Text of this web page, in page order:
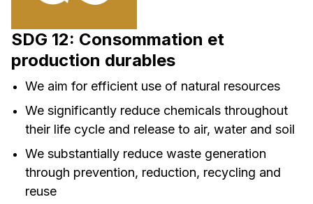
SDG 12: Consommation et
production durables
We aim for efficient use of natural resources
We significantly reduce chemicals throughout
their life cycle and release to air, water and soil
We substantially reduce waste generation
through prevention, reduction, recycling and
reuse